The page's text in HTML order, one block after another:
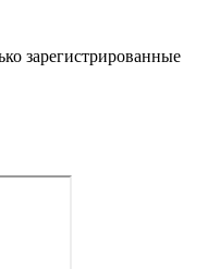
зарегистрированные